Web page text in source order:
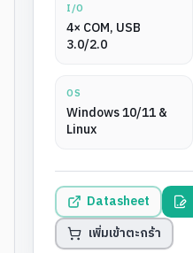
I/O
4× COM, USB
3.0/2.0
OS
Windows 10/11 &
Linux
Datasheet
เพิ่มเข้าตะกร้า